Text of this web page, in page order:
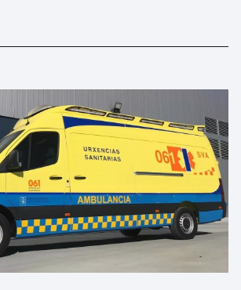
Atlántico
los baños públicos en A
Ramallosa?